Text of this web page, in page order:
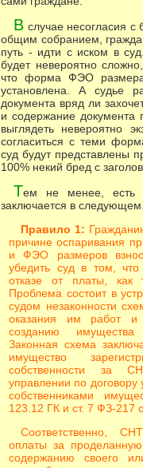
В случае несогласия
общим собранием,
путь - идти с иском в
будет невероятно
что форма ФЭО
установлена. А судье
документа вряд ли
и содержание документа
выглядеть невероятно
согласиться с теми
суд будут представлены
100% некий бред с
Тем не менее, есть
заключается в
Правило 1:
причине оспаривания
и ФЭО размеров
убедить суд в том,
отказе от платы, как
Проблема состоит в
судом незаконности
оказания им работ и
созданию
Законная схема
имущество
собственности за
управлении по
собственниками
123.12 ГК и ст. 7 ФЗ-217
Соответственно,
оплаты за
содержанию своего